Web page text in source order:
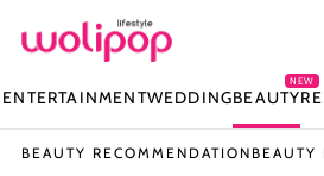
ENTERTAINMENTWEDDINGBEAUTY
NEW
BEAUTY RECOMMENDATION BEAUTY